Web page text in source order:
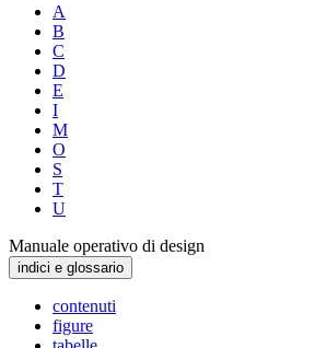
A
B
C
D
E
I
M
O
S
T
U
Manuale operativo di design
indici e glossario
contenuti
figure